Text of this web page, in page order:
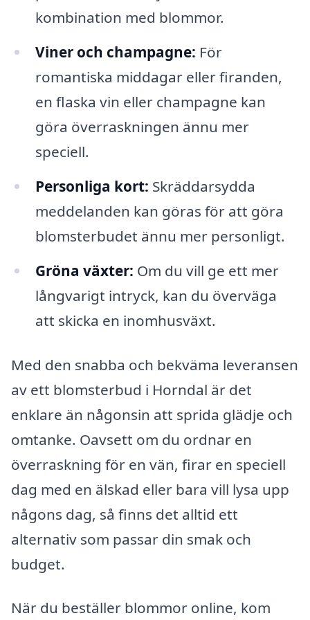
kombination med blommor.
Viner och champagne: För
romantiska middagar eller firanden,
en flaska vin eller champagne kan
göra överraskningen ännu mer
speciell.
Personliga kort: Skräddarsydda
meddelanden kan göras för att göra
blomsterbudet ännu mer personligt.
Gröna växter: Om du vill ge ett mer
långvarigt intryck, kan du överväga
att skicka en inomhusväxt.
Med den snabba och bekväma leveransen
av ett blomsterbud i Horndal är det
enklare än någonsin att sprida glädje och
omtanke. Oavsett om du ordnar en
överraskning för en vän, firar en speciell
dag med en älskad eller bara vill lysa upp
någons dag, så finns det alltid ett
alternativ som passar din smak och
budget.
När du beställer blommor online, kom